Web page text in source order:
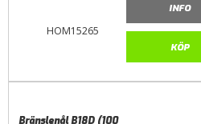
HOM15265
INFO
KÖP
Bränslenål B18D (100